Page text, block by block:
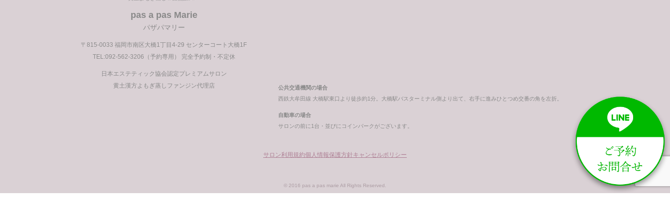
pas a pas Marie
パザパマリー
〒815-0033 福岡市南区大橋1丁目4-29 センターコート大橋1F
TEL:092-562-3206（予約専用） 完全予約制・不定休
日本エステティック協会認定プレミアムサロン
黄土漢方よもぎ蒸しファンジン代理店
公共交通機関の場合
西鉄大牟田線 大橋駅東口より徒歩約1分。大橋駅バスターミナル側より出て、右手に進みひとつめ交番の角を左折。
自動車の場合
サロンの前に1台・並びにコインパークがございます。
サロン利用規約個人情報保護方針キャンセルポリシー
© 2016 pas a pas marie All Rights Reserved.